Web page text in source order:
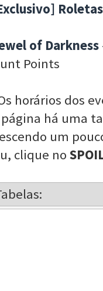
of Darkness
Points
horários dos
há uma
um
clique no